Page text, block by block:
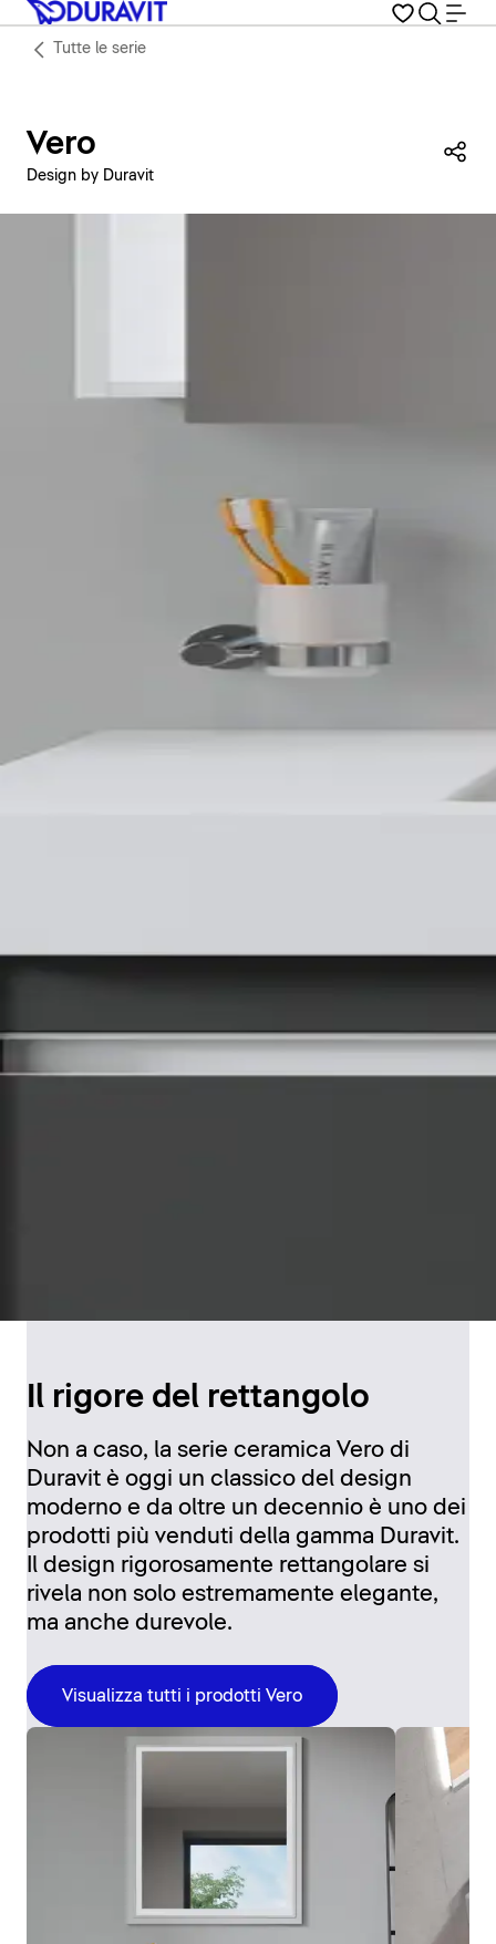
Tutte le serie
Vero
Design by Duravit
Il rigore del rettangolo
Non a caso, la serie ceramica Vero di
Duravit è oggi un classico del design
moderno e da oltre un decennio è uno dei
prodotti più venduti della gamma Duravit.
Il design rigorosamente rettangolare si
rivela non solo estremamente elegante,
ma anche durevole.
Visualizza tutti i prodotti Vero